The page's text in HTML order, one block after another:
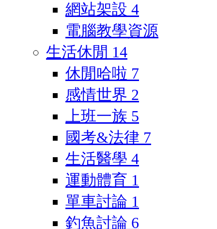
網站架設 4
電腦教學資源
生活休閒 14
休閒哈啦 7
感情世界 2
上班一族 5
國考&法律 7
生活醫學 4
運動體育 1
單車討論 1
釣魚討論 6